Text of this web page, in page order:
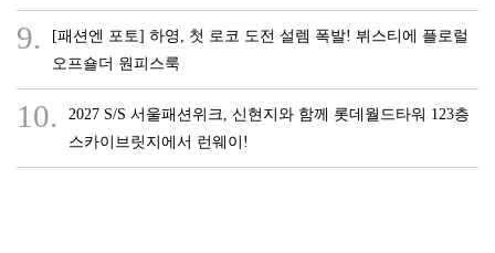
9.
[패션엔 포토] 하영, 첫 로코 도전 설렘 폭발! 뷔스티에 플로럴
오프숄더 원피스룩
10.
2027 S/S 서울패션위크, 신현지와 함께 롯데월드타워 123층
스카이브릿지에서 런웨이!